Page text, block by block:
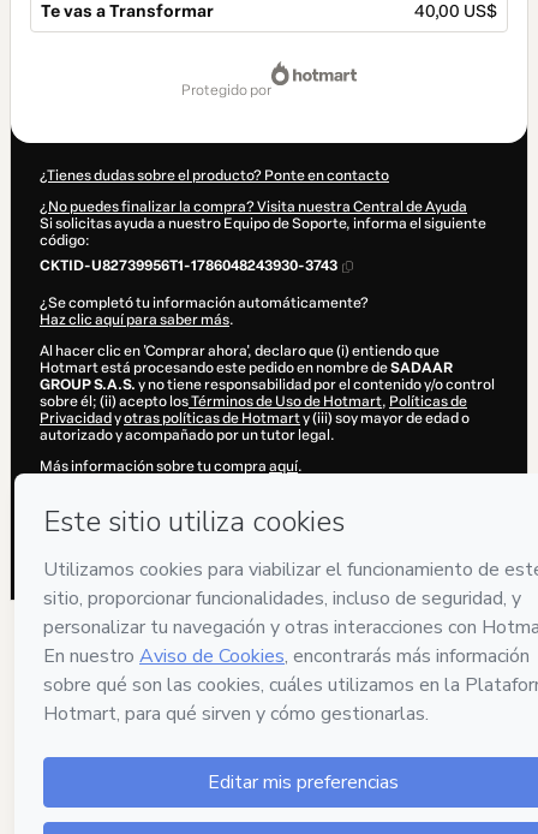
Te vas a Transformar 40,00 US$
protegido por
¿Tienes dudas sobre el producto? Ponte en contacto
¿No puedes finalizar la compra? Visita nuestra Central de Ayuda
Si solicitas ayuda a nuestro Equipo de Soporte, informa el siguiente
código:
CKTID-U82739956T1-1786048243930-3743
¿Se completó tu información automáticamente?
Haz clic aquí para saber más.
Al hacer clic en 'Comprar ahora', declaro que (i) entiendo que
Hotmart está procesando este pedido en nombre deSADAAR
GROUP S.A.S. y no tiene responsabilidad por el contenido y/o control
sobre él; (ii) acepto losTérminos de Uso de Hotmart, Políticas de
Privacidad yotras políticas de Hotmarty (iii) soy mayor de edad o
autorizado y acompañado por un tutor legal.
Más información sobre tu compra aquí.
2026-08-06T20:32:42.466Z REF.
55 personas compraron este producto en las